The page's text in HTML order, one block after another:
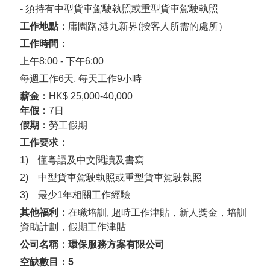
- 須持有中型貨車駕駛執照或重型貨車駕駛執照
工作地點： 庸園路,港九新界(按客人所需的處所）
工作時間：
上午8:00 - 下午6:00
每週工作6天, 每天工作9小時
薪金： HK$ 25,000-40,000
年假： 7日
假期： 勞工假期
工作要求：
1)懂粵語及中文閱讀及書寫
2) 中型貨車駕駛執照或重型貨車駕駛執照
3) 最少1年相關工作經驗
其他福利： 在職培訓 , 超時工作津貼，新人獎金，培訓
資助計劃，假期工作津貼
公司名稱：環保服務方案有限公司
空缺數目： 5